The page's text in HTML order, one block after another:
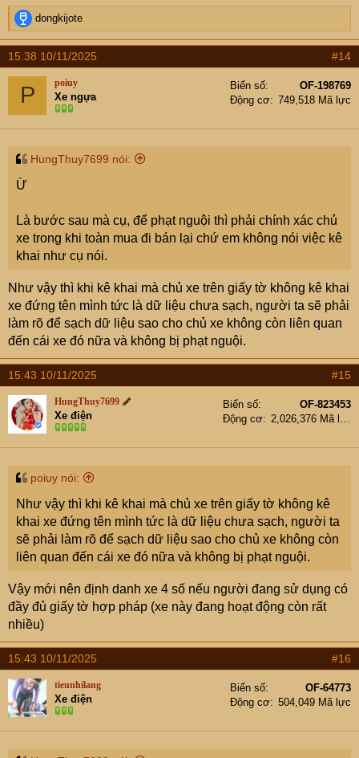
R
e
a
c
t
n
s
dongkijote
15:38 10/11/2025 #14
P poiuy
Xe ngựa
Biển số
OF-198769
Động cơ
749,518 Mã lực
HungThuy7699 nói:
Ừ
Là bước sau mà cụ, để phạt nguội thì phải chính xác chủ
xe trong khi toàn mua đi bán lại chứ em không nói việc kê
khai như cụ nói.
Như vậy thì khi kê khai mà chủ xe trên giấy tờ không kê khai
xe đứng tên mình tức là dữ liệu chưa sạch, người ta sẽ phải
làm rõ để sạch dữ liệu sao cho chủ xe không còn liên quan
đến cái xe đó nữa và không bị phạt nguội.
15:43 10/11/2025 #15
HungThuy7699
Xe điện
Biển số
OF-823453
Động cơ
poiuy nói:
Như vậy thì khi kê khai mà chủ xe trên giấy tờ không kê
khai xe đứng tên mình tức là dữ liệu chưa sạch, người ta
sẽ phải làm rõ để sạch dữ liệu sao cho chủ xe không còn
liên quan đến cái xe đó nữa và không bị phạt nguội.
Vậy mới nên định danh xe 4 số nếu người đang sử dụng có
đầy đủ giấy tờ hợp pháp (xe này đang hoạt động còn rất
nhiều)
15:43 10/11/2025 #16
tieunhilang
Xe điện
Biển số
OF-64773
Động cơ
504,049 Mã lực